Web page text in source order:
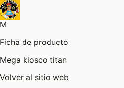
M
Ficha de producto
Mega kiosco titan
Volver al sitio web